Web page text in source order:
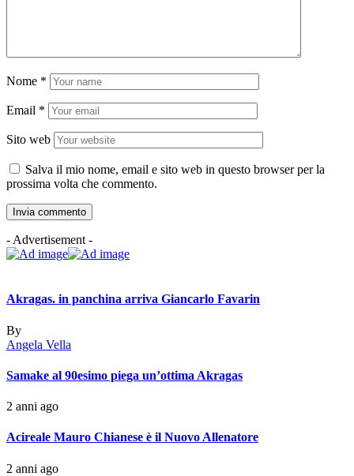
Nome *
Email *
Sito web
Salva il mio nome, email e sito web in questo browser per la
prossima volta che commento.
- Advertisement -
Akragas. in panchina arriva Giancarlo Favarin
By
Angela Vella
Samake al 90esimo piega un’ottima Akragas
2 anni ago
Acireale Mauro Chianese è il Nuovo Allenatore
2 anni ago